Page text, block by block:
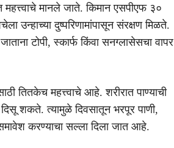
मानले जाते. किमान एसपीएफ ३०
उन्हाच्या दुष्परिणामांपासून संरक्षण मिळते.
टोपी, स्कार्फ किंवा सनग्लासेसचा वापर
तितकेच महत्त्वाचे आहे. शरीरात पाण्याची
शकते. त्यामुळे दिवसातून भरपूर पाणी,
करण्याचा सल्ला दिला जात आहे.